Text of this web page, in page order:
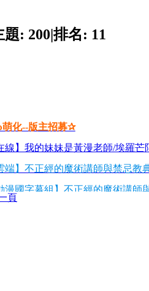
題: 200|排名: 11
化--版主招募✰
線】我的妹妹是黃漫老師/埃羅
端】不正經的魔術講師與禁忌教
漫國字幕組】不正經的魔術講師
頁